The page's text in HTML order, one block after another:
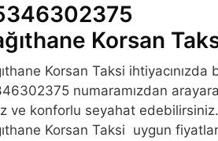
Korsan
Korsan Taksi ihtiyacınızda
numaramızdan
ve konforlu seyahat edebilirsiniz.
Korsan Taksi uygun